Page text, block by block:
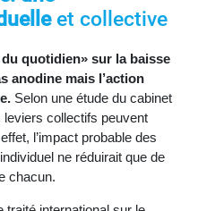
et collective
quotidien» sur la baisse
anodine mais l’action
Selon une étude du cabinet
leviers collectifs peuvent
l’impact probable des
ne réduirait que de
chacun.